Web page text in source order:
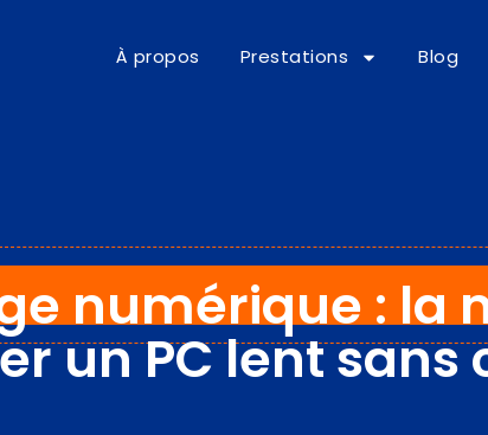
À propos Prestations Blog
numérique : la
un PC lent